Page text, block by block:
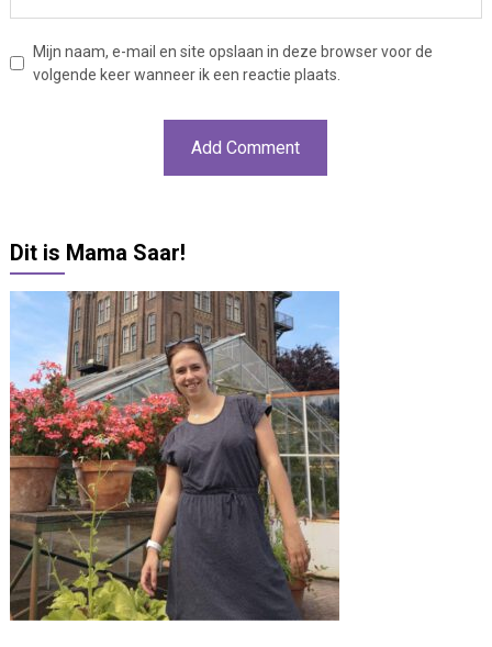
Mijn naam, e-mail en site opslaan in deze browser voor de
volgende keer wanneer ik een reactie plaats.
Dit is Mama Saar!